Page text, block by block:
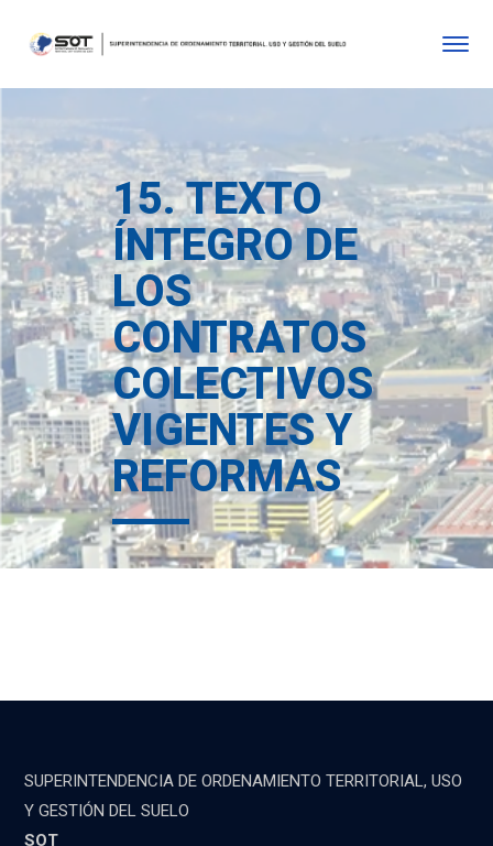
15. TEXTO
ÍNTEGRO DE
LOS
CONTRATOS
COLECTIVOS
VIGENTES Y
REFORMAS
SUPERINTENDENCIA DE ORDENAMIENTO TERRITORIAL, USO
Y GESTIÓN DEL SUELO
SOT